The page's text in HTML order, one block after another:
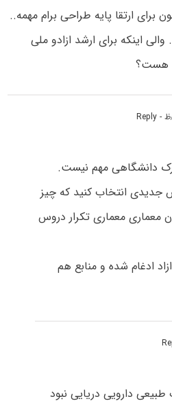
برای ارتقا پایه طراحی برام مهمه..
اینکه برای ارشد ازادو ملی
هست؟
- Reply
دانشگاهی مهم نیست.
جدیدی انتخاب کنید که چیز
معماری معماری تکرار دروس
ادغام شده و منابع هم
طبیعی دارویی دریایی نبود